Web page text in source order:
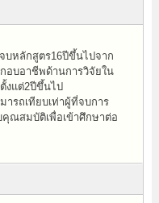
บหลักสูตร16ปีขึ้นไปจาก
อบอาชีพด้านการวิจัยใน
งแต่2ปีขึ้นไป
รถเทียบเท่าผู้ที่จบการ
ณสมบัติเพื่อเข้าศึกษาต่อ